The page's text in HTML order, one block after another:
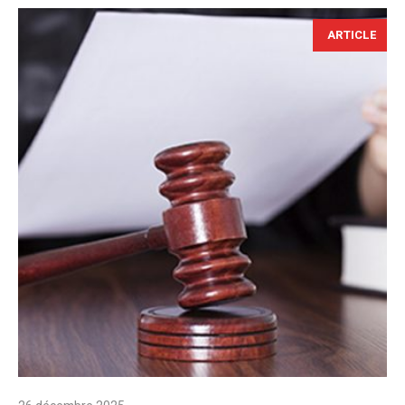
ARTICLE